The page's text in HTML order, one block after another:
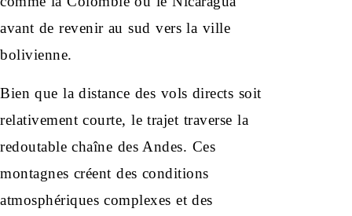
avant de revenir au sud vers la ville
bolivienne.
Bien que la distance des vols directs soit
relativement courte, le trajet traverse la
redoutable chaîne des Andes. Ces
montagnes créent des conditions
atmosphériques complexes et des